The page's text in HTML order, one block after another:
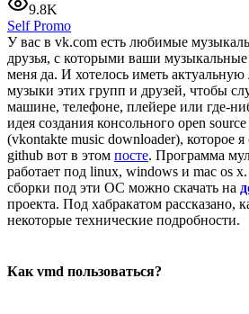
9.8K
Self Promo
У вас в vk.com есть любимые
друзья, с которыми ваши
меня да. И хотелось иметь
музыки этих групп и друзей, чтобы
машине, телефоне, плейере или где-
идея создания консольного open
(vkontakte music downloader), которое
github вот в этом посте. Программа
работает под linux, windows и mac os
сборки под эти ОС можно скачать на
проекта. Под хабракатом рассказано,
некоторые технические подробности.
Как vmd пользоваться?